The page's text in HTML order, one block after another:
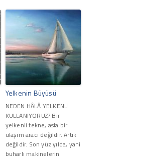
Yelkenin Büyüsü
NEDEN HÂLÂ YELKENLİ
KULLANIYORUZ? Bir
yelkenli tekne, asla bir
ulaşım aracı değildir. Artık
değildir. Son yüz yılda, yani
buharlı makinelerin